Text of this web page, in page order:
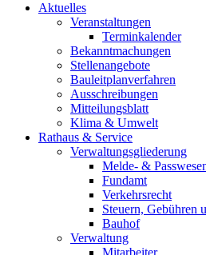
Aktuelles
Veranstaltungen
Terminkalender
Bekanntmachungen
Stellenangebote
Bauleitplanverfahren
Ausschreibungen
Mitteilungsblatt
Klima & Umwelt
Rathaus & Service
Verwaltungsgliederung
Melde- &
Fundamt
Verkehrsrecht
Steuern, Gebühren
Bauhof
Verwaltung
Mitarbeiter